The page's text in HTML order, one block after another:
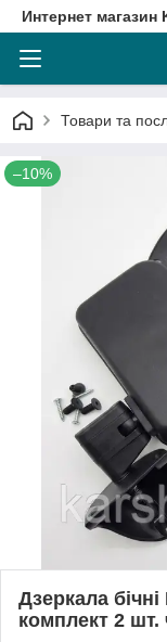
Интернет магазин
Товари та
–10%
Дзеркала
комплект 2 шт.